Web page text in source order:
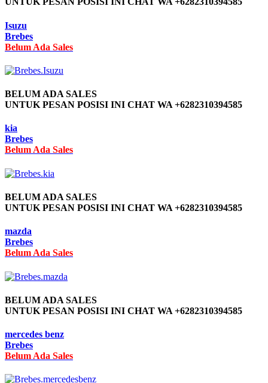
Isuzu
Brebes
Belum Ada Sales
BELUM ADA SALES
UNTUK PESAN POSISI INI CHAT WA +6282310394585
kia
Brebes
Belum Ada Sales
BELUM ADA SALES
UNTUK PESAN POSISI INI CHAT WA +6282310394585
mazda
Brebes
Belum Ada Sales
BELUM ADA SALES
UNTUK PESAN POSISI INI CHAT WA +6282310394585
mercedes benz
Brebes
Belum Ada Sales